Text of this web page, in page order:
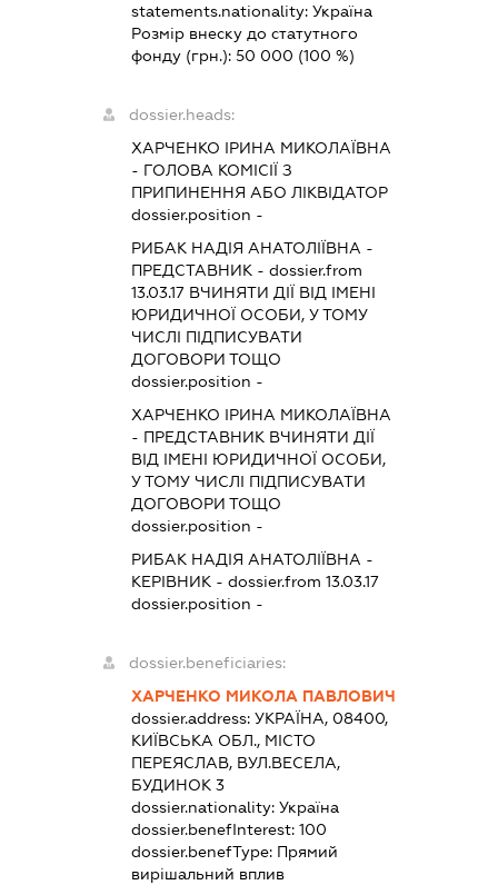
statements.nationality: Україна
Розмір внеску до статутного
фонду (грн.): 50 000 (100 %)
dossier.heads:
ХАРЧЕНКО ІРИНА МИКОЛАЇВНА
- ГОЛОВА КОМІСІЇ З
ПРИПИНЕННЯ АБО ЛІКВІДАТОР
dossier.position -
РИБАК НАДІЯ АНАТОЛІЇВНА -
ПРЕДСТАВНИК - dossier.from
13.03.17ВЧИНЯТИ ДІЇ ВІД ІМЕНІ
ЮРИДИЧНОЇ ОСОБИ, У ТОМУ
ЧИСЛІ ПІДПИСУВАТИ
ДОГОВОРИ ТОЩО
dossier.position -
ХАРЧЕНКО ІРИНА МИКОЛАЇВНА
- ПРЕДСТАВНИК ВЧИНЯТИ ДІЇ
ВІД ІМЕНІ ЮРИДИЧНОЇ ОСОБИ,
У ТОМУ ЧИСЛІ ПІДПИСУВАТИ
ДОГОВОРИ ТОЩО
dossier.position -
РИБАК НАДІЯ АНАТОЛІЇВНА -
КЕРІВНИК - dossier.from 13.03.17
dossier.position -
dossier.beneficiaries:
ХАРЧЕНКО МИКОЛА ПАВЛОВИЧ
dossier.address: УКРАЇНА, 08400,
КИЇВСЬКА ОБЛ., МІСТО
ПЕРЕЯСЛАВ, ВУЛ.ВЕСЕЛА,
БУДИНОК 3
dossier.nationality: Україна
dossier.benefInterest: 100
dossier.benefType: Прямий
вирішальний вплив